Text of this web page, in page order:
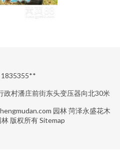
1835355**
政村潘庄前街东头变压器向北30米
园林菏泽永盛花木
林 版权所有Sitemap